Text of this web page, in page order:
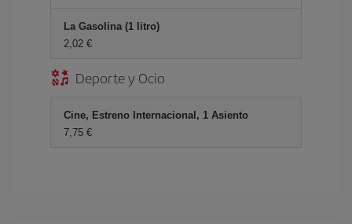
La Gasolina (1 litro)
2,02 €
Deporte y Ocio
Cine, Estreno Internacional, 1 Asiento
7,75 €